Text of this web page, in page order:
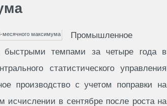
Промышленное
быстрыми темпами за четыре года в
статистического управления
производство с учетом поправки на
исчислении в сентябре после роста на